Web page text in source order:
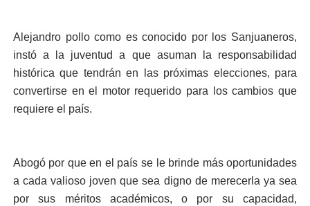
Alejandro pollo como es conocido por los Sanjuaneros,
instó a la juventud a que asuman la responsabilidad
histórica que tendrán en las próximas elecciones, para
convertirse en el motor requerido para los cambios que
requiere el país.
Abogó por que en el país se le brinde más oportunidades
a cada valioso joven que sea digno de merecerla ya sea
por sus méritos académicos, o por su capacidad,